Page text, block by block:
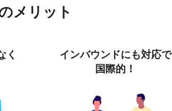
メリット
く
インバウンドにも対応で
国際的！